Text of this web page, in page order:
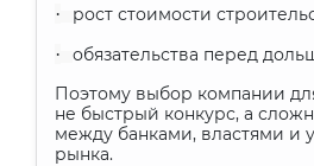
· рост стоимости
·
обязательства перед
Поэтому выбор компании
не быстрый конкурс, а
между банками, властями и
рынка.